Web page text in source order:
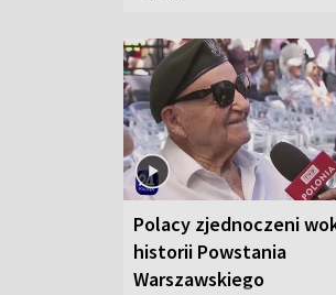
Polacy zjednoczeni
historii Powstania
Warszawskiego